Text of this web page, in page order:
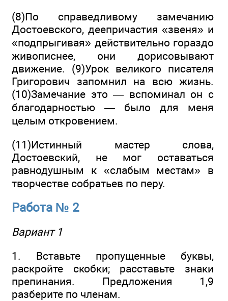
(8)По справедливому замечанию
Достоевского, деепри­частия «звеня» и
«подпрыгивая» действительно гораздо
живописнее, они дорисовывают
движение. (9)Урок велико­го писателя
Григорович запомнил на всю жизнь.
(10)Замечание это — вспоминал он с
благодарностью — было для меня
целым откровением.
(11)Истинный мастер слова,
Достоевский, не мог оставаться
равнодушным к «слабым местам» в
творчестве собратьев по перу.
Работа № 2
Вариант 1
1. Вставьте пропущенные буквы,
раскройте скобки; расставьте зна­ки
препинания. Предложения 1,9
разберите по членам.